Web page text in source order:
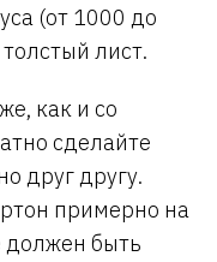
(от 1000 до
лист.
как и со
сделайте
друг другу.
примерно на
быть